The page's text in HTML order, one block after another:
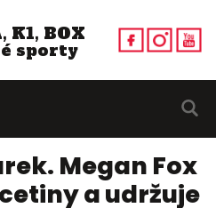
K1, BOX
sporty
Megan Fox
a udržuje